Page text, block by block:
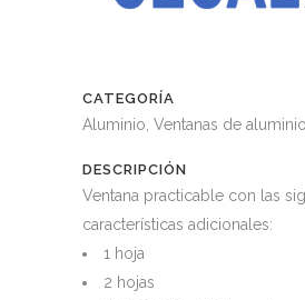
CATEGORÍA
Aluminio, Ventanas de aluminio
DESCRIPCIÓN
Ventana practicable con las
características adicionales:
1 hoja
2 hojas